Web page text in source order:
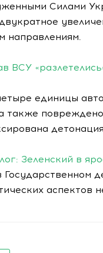
Силами
направлениям.
ВСУ
единицы
также
Зеленский в
аспектов